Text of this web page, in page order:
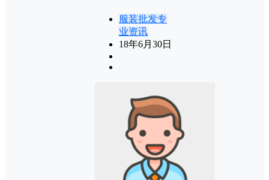
服装批发专
业资讯
18年6月30日